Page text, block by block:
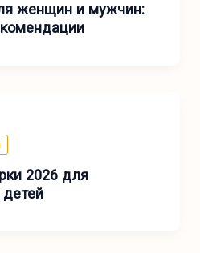
женщин и мужчин:
2026 для
детей